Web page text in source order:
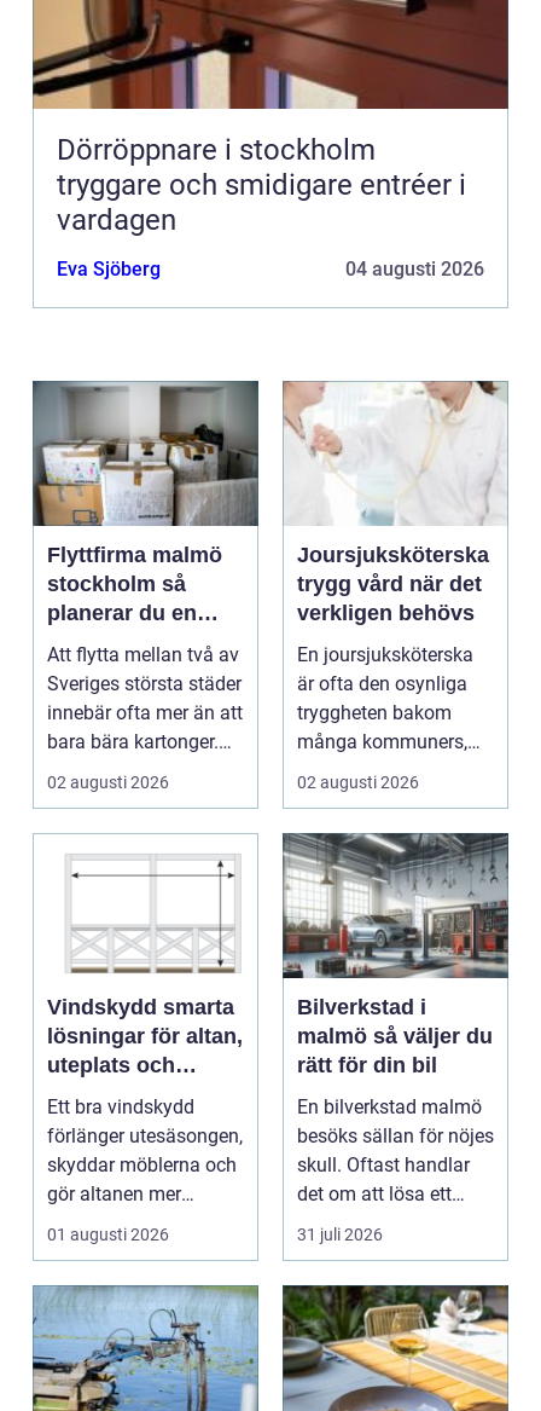
Dörröppnare i stockholm
tryggare och smidigare entréer i
vardagen
Eva Sjöberg 04 augusti 2026
Flyttfirma malmö
stockholm så
planerar du en
trygg flytt mellan
städerna
Att flytta mellan två av
Sveriges största städer
innebär ofta mer än att
bara bära kartonger.
Många ...
02 augusti 2026
Joursjuksköterska
trygg vård när det
verkligen behövs
En joursjuksköterska
är ofta den osynliga
tryggheten bakom
många kommuners,
privata vårdgivares
och ...
02 augusti 2026
Vindskydd smarta
lösningar för altan,
uteplats och
uterum
Ett bra vindskydd
förlänger utesäsongen,
skyddar möblerna och
gör altanen mer
ombonad utan att
känna...
01 augusti 2026
Bilverkstad i
malmö så väljer du
rätt för din bil
En bilverkstad malmö
besöks sällan för nöjes
skull. Oftast handlar
det om att lösa ett
problem snabb...
31 juli 2026